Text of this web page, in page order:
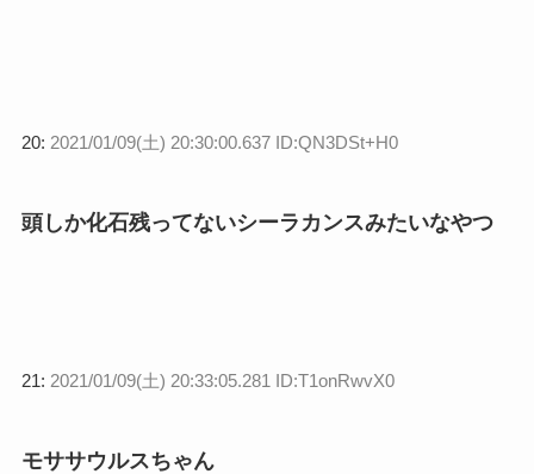
20: 2021/01/09(土) 20:30:00.637 ID:QN3DSt+H0
頭しか化石残ってないシーラカンスみたいなやつ
21: 2021/01/09(土) 20:33:05.281 ID:T1onRwvX0
モササウルスちゃん